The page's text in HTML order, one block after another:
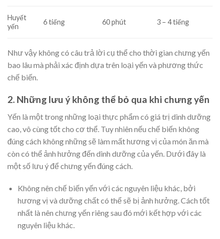
Huyết
yến
6 tiếng 60 phút 3 – 4 tiếng
Như vậy không có câu trả lời cụ thể cho thời gian chưng yến
bao lâu mà phải xác định dựa trên loại yến và phương thức
chế biến.
2. Những lưu ý không thể bỏ qua khi chưng yến
Yến là một trong những loại thực phẩm có giá trị dinh dưỡng
cao, vô cùng tốt cho cơ thể. Tuy nhiên nếu chế biến không
đúng cách không những sẽ làm mất hương vị của món ăn mà
còn có thể ảnh hưởng đến dinh dưỡng của yến. Dưới đây là
một số lưu ý để chưng yến đúng cách.
Không nên chế biến yến với các nguyên liệu khác, bởi
hương vị và dưỡng chất có thể sẽ bị ảnh hưởng. Cách tốt
nhất là nên chưng yến riêng sau đó mới kết hợp với các
nguyên liệu khác.